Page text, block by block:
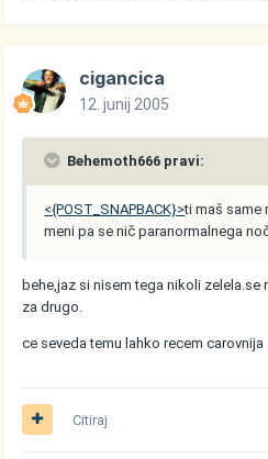
cigancica
12. junij 2005
Behemoth666 pravi:
<{POST_SNAPBACK}>ti maš same
meni pa se nič paranormalnega
behe,jaz si nisem tega nikoli zelela.se
za drugo.
ce seveda temu lahko recem carovnija
Citiraj